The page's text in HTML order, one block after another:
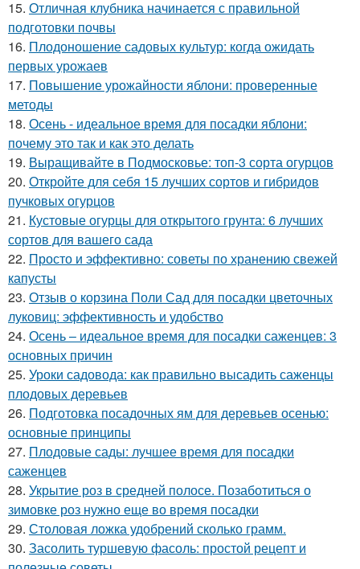
15. Отличная клубника начинается с правильной
подготовки почвы
16. Плодоношение садовых культур: когда ожидать
первых урожаев
17. Повышение урожайности яблони: проверенные
методы
18. Осень - идеальное время для посадки яблони:
почему это так и как это делать
19. Выращивайте в Подмосковье: топ-3 сорта огурцов
20. Откройте для себя 15 лучших сортов и гибридов
пучковых огурцов
21. Кустовые огурцы для открытого грунта: 6 лучших
сортов для вашего сада
22. Просто и эффективно: советы по хранению свежей
капусты
23. Отзыв о корзина Поли Сад для посадки цветочных
луковиц: эффективность и удобство
24. Осень – идеальное время для посадки саженцев: 3
основных причин
25. Уроки садовода: как правильно высадить саженцы
плодовых деревьев
26. Подготовка посадочных ям для деревьев осенью:
основные принципы
27. Плодовые сады: лучшее время для посадки
саженцев
28. Укрытие роз в средней полосе. Позаботиться о
зимовке роз нужно еще во время посадки
29. Столовая ложка удобрений сколько грамм.
30. Засолить туршевую фасоль: простой рецепт и